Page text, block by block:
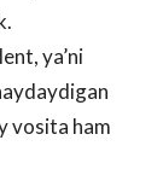
ya’ni
vosita ham